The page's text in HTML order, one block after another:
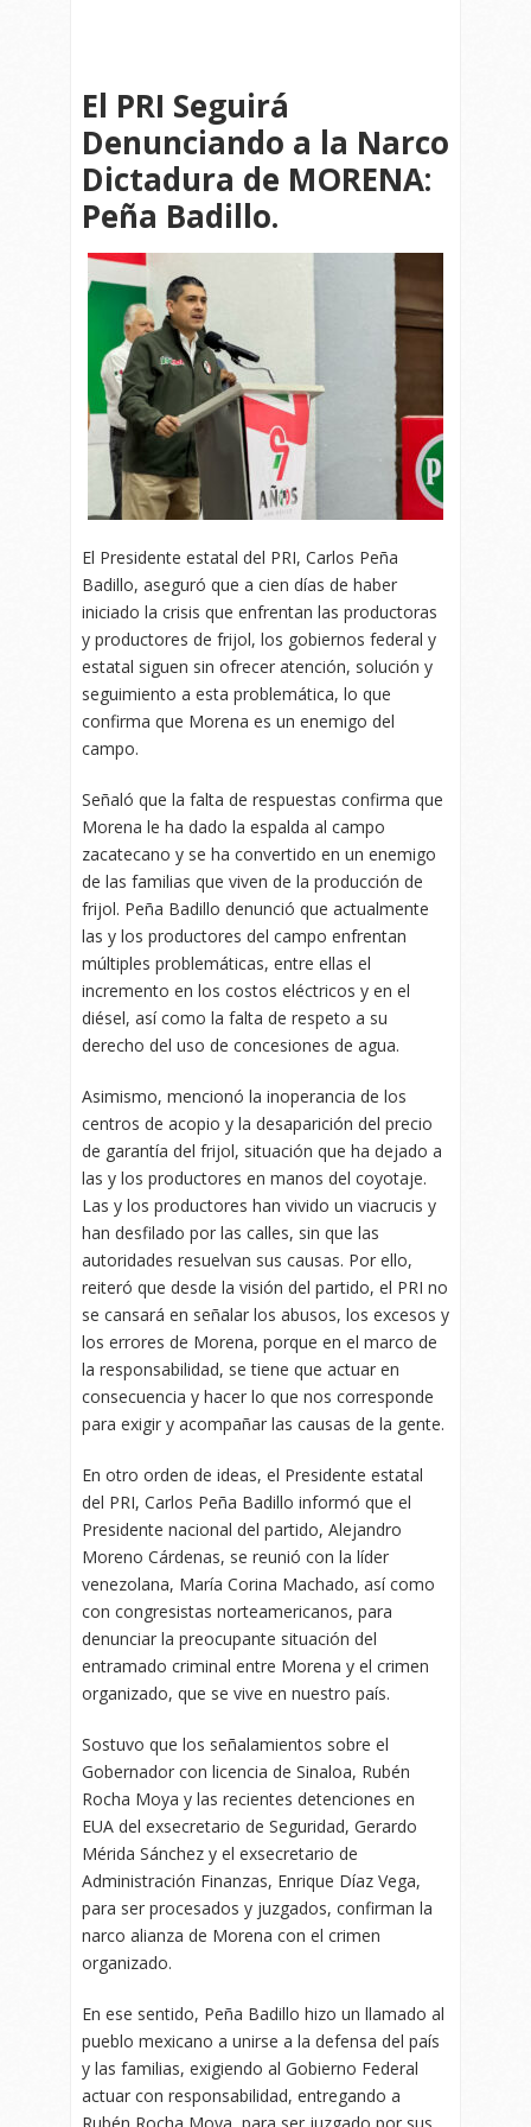
El PRI Seguirá
Denunciando a la Narco
Dictadura de MORENA:
Peña Badillo.
El Presidente estatal del PRI, Carlos Peña
Badillo, aseguró que a cien días de haber
iniciado la crisis que enfrentan las productoras
y productores de frijol, los gobiernos federal y
estatal siguen sin ofrecer atención, solución y
seguimiento a esta problemática, lo que
confirma que Morena es un enemigo del
campo.
Señaló que la falta de respuestas confirma que
Morena le ha dado la espalda al campo
zacatecano y se ha convertido en un enemigo
de las familias que viven de la producción de
frijol. Peña Badillo denunció que actualmente
las y los productores del campo enfrentan
múltiples problemáticas, entre ellas el
incremento en los costos eléctricos y en el
diésel, así como la falta de respeto a su
derecho del uso de concesiones de agua.
Asimismo, mencionó la inoperancia de los
centros de acopio y la desaparición del precio
de garantía del frijol, situación que ha dejado a
las y los productores en manos del coyotaje.
Las y los productores han vivido un viacrucis y
han desfilado por las calles, sin que las
autoridades resuelvan sus causas. Por ello,
reiteró que desde la visión del partido, el PRI no
se cansará en señalar los abusos, los excesos y
los errores de Morena, porque en el marco de
la responsabilidad, se tiene que actuar en
consecuencia y hacer lo que nos corresponde
para exigir y acompañar las causas de la gente.
En otro orden de ideas, el Presidente estatal
del PRI, Carlos Peña Badillo informó que el
Presidente nacional del partido, Alejandro
Moreno Cárdenas, se reunió con la líder
venezolana, María Corina Machado, así como
con congresistas norteamericanos, para
denunciar la preocupante situación del
entramado criminal entre Morena y el crimen
organizado, que se vive en nuestro país.
Sostuvo que los señalamientos sobre el
Gobernador con licencia de Sinaloa, Rubén
Rocha Moya y las recientes detenciones en
EUA del exsecretario de Seguridad, Gerardo
Mérida Sánchez y el exsecretario de
Administración Finanzas, Enrique Díaz Vega,
para ser procesados y juzgados, confirman la
narco alianza de Morena con el crimen
organizado.
En ese sentido, Peña Badillo hizo un llamado al
pueblo mexicano a unirse a la defensa del país
y las familias, exigiendo al Gobierno Federal
actuar con responsabilidad, entregando a